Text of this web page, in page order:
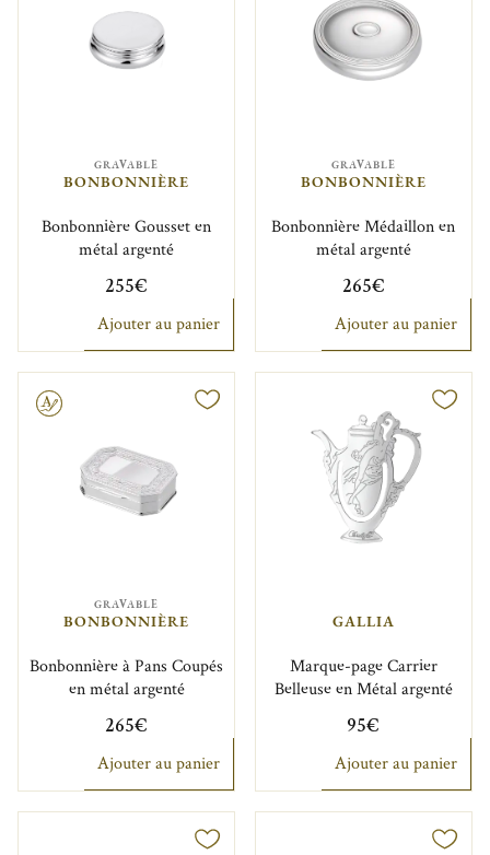
GRAVABLE
BONBONNIÈRE
Bonbonnière Gousset en
métal argenté
255€
Ajouter au panier
GRAVABLE
BONBONNIÈRE
Bonbonnière Médaillon en
métal argenté
265€
Ajouter au panier
GRAVABLE
BONBONNIÈRE
Bonbonnière à Pans Coupés
en métal argenté
265€
Ajouter au panier
GALLIA
Marque-page Carrier
Belleuse en Métal argenté
95€
Ajouter au panier